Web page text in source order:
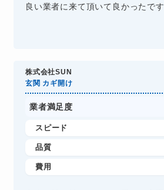
良い業者に来て頂いて良かったです
株式会社SUN
玄関 カギ開け
業者満足度
スピード
品質
費用